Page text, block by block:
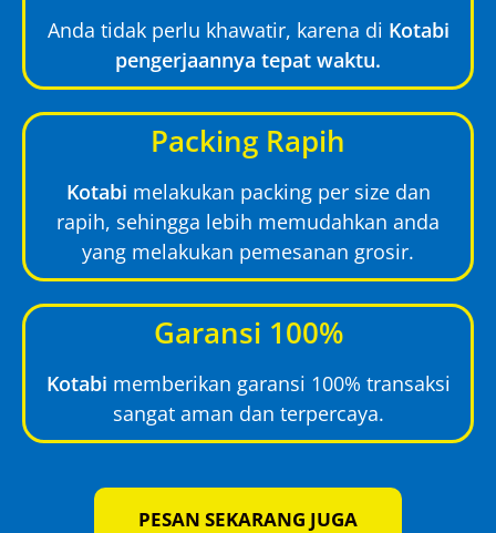
Anda tidak perlu khawatir, karena di Kotabi
pengerjaannya tepat waktu.
Packing Rapih
Kotabi melakukan packing per size dan
rapih, sehingga lebih memudahkan anda
yang melakukan pemesanan grosir.
Garansi 100%
Kotabi memberikan garansi 100% transaksi
sangat aman dan terpercaya.
PESAN SEKARANG JUGA